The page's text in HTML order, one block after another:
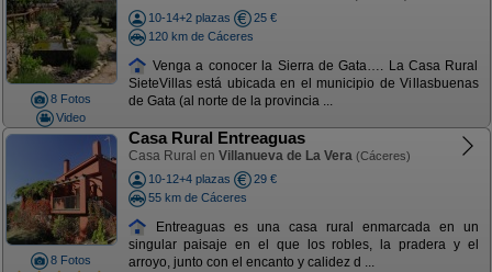
8 Fotos
Video
10-14+2 plazas
25 €
120 km de Cáceres
Venga a conocer la Sierra de Gata…. La Casa Rural
SieteVillas está ubicada en el municipio de Villasbuenas
de Gata (al norte de la provincia ...
8 Fotos
Casa Rural Entreaguas
Casa Rural en Villanueva de La Vera (Cáceres)
10-12+4 plazas
29 €
55 km de Cáceres
Entreaguas es una casa rural enmarcada en un
singular paisaje en el que los robles, la pradera y el
arroyo, junto con el encanto y calidez d ...